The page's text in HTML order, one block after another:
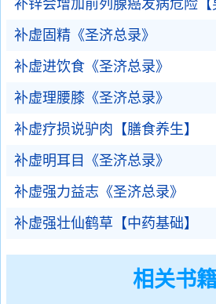
补锌会增加前列腺癌发病危险【
补虚固精《圣济总录》
补虚进饮食《圣济总录》
补虚理腰膝《圣济总录》
补虚疗损说驴肉【膳食养生】
补虚明耳目《圣济总录》
补虚强力益志《圣济总录》
补虚强壮仙鹤草【中药基础】
相关书